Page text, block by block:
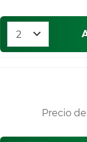
Precio